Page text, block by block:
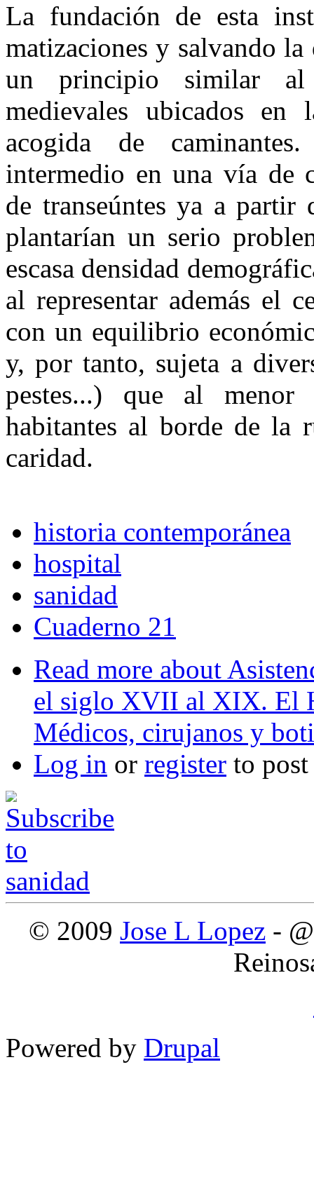
La fundación de esta
matizaciones y salvando
un principio similar al
medievales ubicados en
acogida de
intermedio en una vía de
de transeúntes ya a
plantarían un serio
escasa densidad
al representar además el
con un equilibrio
y, por tanto, sujeta a
pestes...) que al menor
habitantes al borde de la
caridad.
historia contemporánea
hospital
sanidad
Cuaderno 21
Read more about
el siglo XVII al XIX. El
Médicos, cirujanos y
Log in or register to
© 2009 Jose L Lopez -
Powered by Drupal